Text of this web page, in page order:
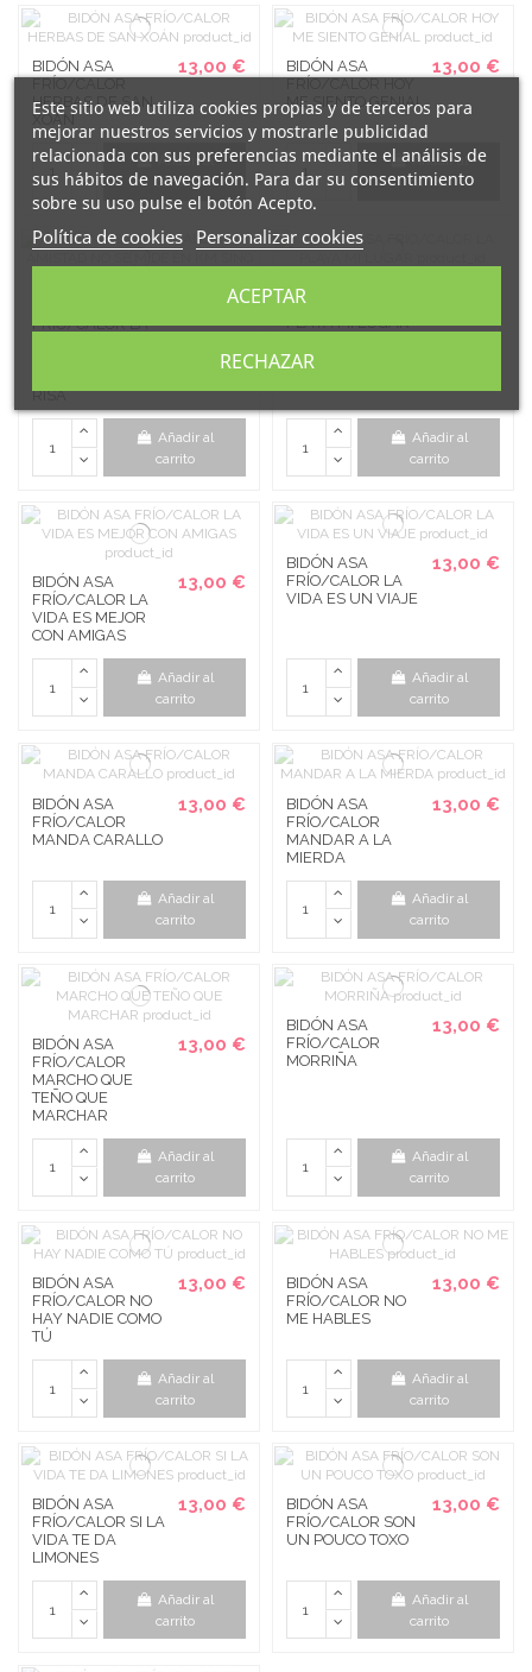
BIDÓN ASA
HERBAS DE SAN
XOÁN
13,00 €
Añadir al
carrito
BIDÓN ASA
ME SIENTO GENIAL
13,00 €
Añadir al
carrito
FRÍO/CALOR LA
RISA
13,00 €
Añadir al
carrito
BIDÓN ASA
FRÍO/CALOR LA
PLAYA MI LUGAR
Añadir al
carrito
BIDÓN ASA
FRÍO/CALOR LA
VIDA ES MEJOR
CON AMIGAS
13,00 €
Añadir al
carrito
BIDÓN ASA
FRÍO/CALOR LA
VIDA ES UN VIAJE
13,00 €
Añadir al
carrito
BIDÓN ASA
FRÍO/CALOR
MANDA CARALLO
13,00 €
Añadir al
carrito
BIDÓN ASA
FRÍO/CALOR
MANDAR A LA
MIERDA
13,00 €
Añadir al
carrito
BIDÓN ASA
FRÍO/CALOR
MARCHO QUE
TEÑO QUE
MARCHAR
13,00 €
Añadir al
carrito
BIDÓN ASA
FRÍO/CALOR
MORRIÑA
13,00 €
Añadir al
carrito
BIDÓN ASA
FRÍO/CALOR NO
HAY NADIE COMO
TÚ
13,00 €
Añadir al
carrito
BIDÓN ASA
FRÍO/CALOR NO
ME HABLES
13,00 €
Añadir al
carrito
BIDÓN ASA
FRÍO/CALOR SI LA
VIDA TE DA
LIMONES
13,00 €
Añadir al
carrito
BIDÓN ASA
FRÍO/CALOR SON
UN POUCO TOXO
13,00 €
Añadir al
carrito
Este sitio web utiliza cookies propias y de terceros para
mejorar nuestros servicios y mostrarle publicidad
relacionada con sus preferencias mediante el análisis de
sus hábitos de navegación. Para dar su consentimiento
sobre su uso pulse el botón Acepto.
Política de cookies Personalizar cookies
RECHAZAR
ACEPTAR